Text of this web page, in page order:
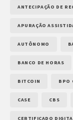
ANTECIPAÇÃO DE
APURAÇÃO
AUTÔNOMO
BANCO DE HORAS
BITCOIN BPO
CASE CBS
CERTIFICADO